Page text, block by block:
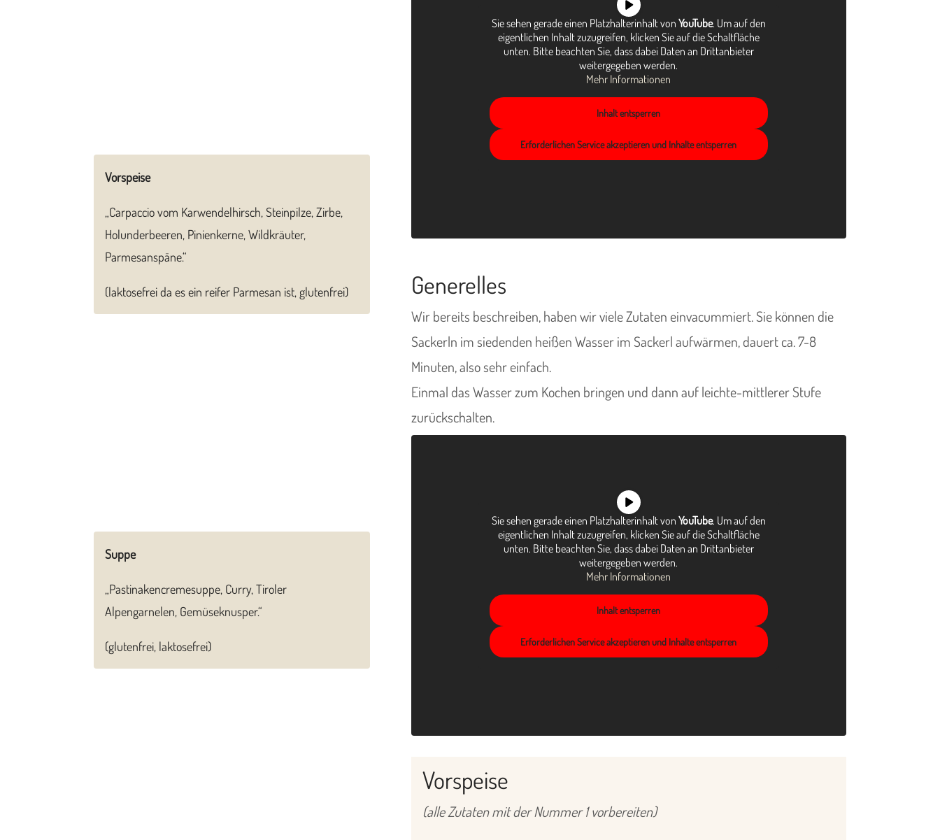
Vorspeise
„Carpaccio vom Karwendelhirsch, Steinpilze, Zirbe,
Holunderbeeren, Pinienkerne, Wildkräuter,
Parmesanspäne.“
(laktosefrei da es ein reifer Parmesan ist, glutenfrei)
Suppe
„Pastinakencremesuppe, Curry, Tiroler
Alpengarnelen, Gemüseknusper.“
(glutenfrei, laktosefrei)
Sie sehen gerade einen Platzhalterinhalt von YouTube. Um auf den
eigentlichen Inhalt zuzugreifen, klicken Sie auf die Schaltfläche
unten. Bitte beachten Sie, dass dabei Daten an Drittanbieter
weitergegeben werden.
Mehr Informationen
Inhalt entsperren
Erforderlichen Service akzeptieren und Inhalte entsperren
Generelles
Wir bereits beschreiben, haben wir viele Zutaten einvacummiert. Sie können die
Sackerln im siedenden heißen Wasser im Sackerl aufwärmen, dauert ca. 7-8
Minuten, also sehr einfach.
Einmal das Wasser zum Kochen bringen und dann auf leichte-mittlerer Stufe
zurückschalten.
Sie sehen gerade einen Platzhalterinhalt von YouTube. Um auf den
eigentlichen Inhalt zuzugreifen, klicken Sie auf die Schaltfläche
unten. Bitte beachten Sie, dass dabei Daten an Drittanbieter
weitergegeben werden.
Mehr Informationen
Inhalt entsperren
Erforderlichen Service akzeptieren und Inhalte entsperren
Vorspeise
(alle Zutaten mit der Nummer 1 vorbereiten)